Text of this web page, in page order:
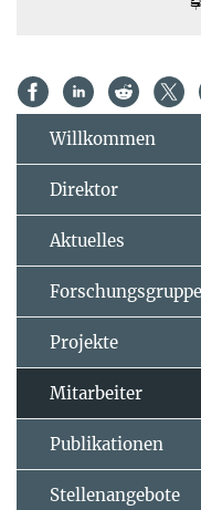
Willkommen
Direktor
Aktuelles
Projekte
Mitarbeiter
Publikationen
Stellenangebote